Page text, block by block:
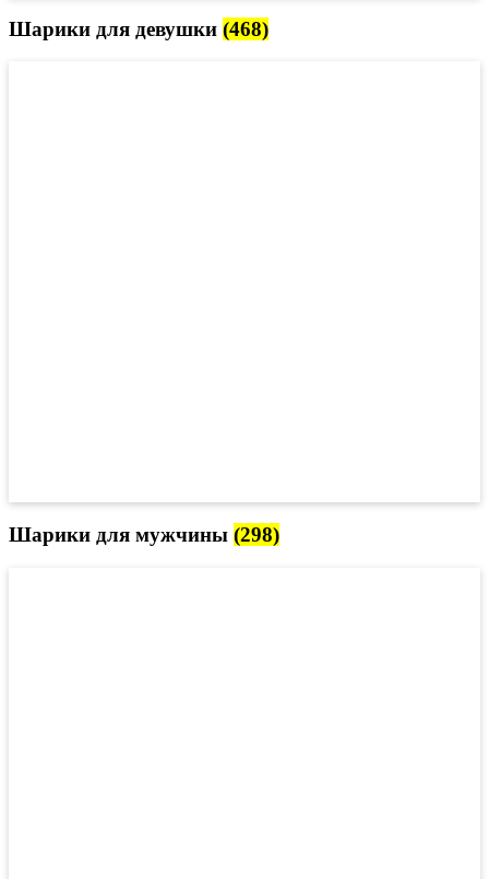
Шарики для девушки (468)
Шарики для мужчины (298)